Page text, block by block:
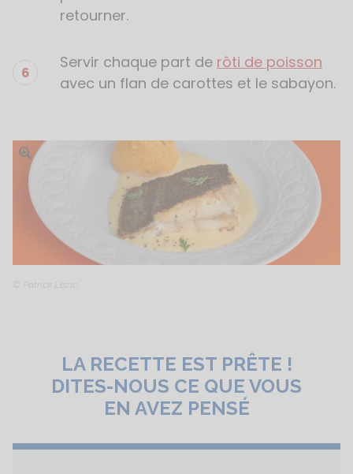
retourner.
Servir chaque part de rôti de poisson
avec un flan de carottes et le sabayon.
Ouvrir l'image
© Patrick Lazic
LA RECETTE EST PRÊTE !
DITES-NOUS CE QUE VOUS
EN AVEZ PENSÉ